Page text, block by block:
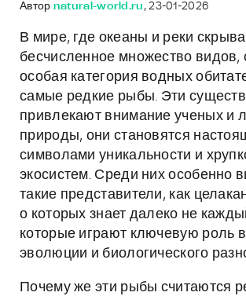
Автор natural-world.ru , 23-01-2026
В мире, где океаны и реки
бесчисленное множество видов,
особая категория водных
самые редкие рыбы. Эти
привлекают внимание ученых и
природы, они становятся
символами уникальности и
экосистем. Среди них особенно
такие представители, как
о которых знает далеко не
которые играют ключевую роль
эволюции и биологического
Почему же эти рыбы считаются